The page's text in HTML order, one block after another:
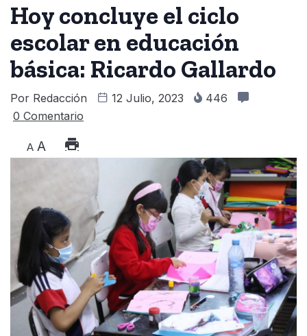
Hoy concluye el ciclo
escolar en educación
básica: Ricardo Gallardo
Por Redacción 12 Julio, 2023
446
0 Comentario
A A